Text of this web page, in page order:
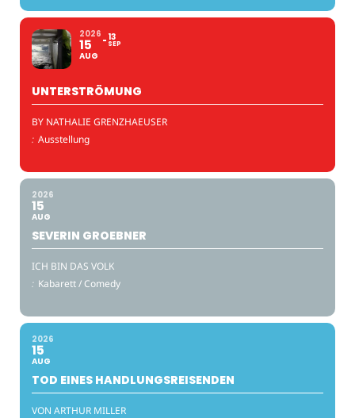
2026
15
AUG
13
SEP
UNTERSTRÖMUNG
BY NATHALIE GRENZHAEUSER
: Ausstellung
2026
15
AUG
SEVERIN GROEBNER
ICH BIN DAS VOLK
: Kabarett / Comedy
2026
15
AUG
TOD EINES HANDLUNGSREISENDEN
VON ARTHUR MILLER